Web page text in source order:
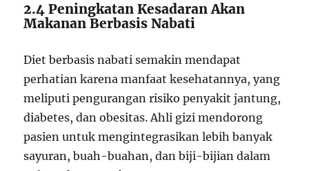
2.4 Peningkatan Kesadaran Akan
Makanan Berbasis Nabati
Diet berbasis nabati semakin mendapat
perhatian karena manfaat kesehatannya, yang
meliputi pengurangan risiko penyakit jantung,
diabetes, dan obesitas. Ahli gizi mendorong
pasien untuk mengintegrasikan lebih banyak
sayuran, buah-buahan, dan biji-bijian dalam